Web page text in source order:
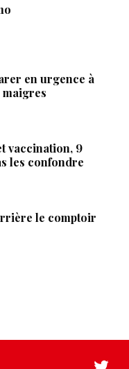
en urgence à
maigres
vaccination, 9
les confondre
le comptoir